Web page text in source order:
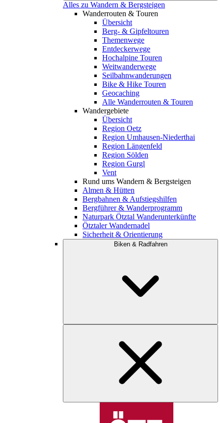
Alles zu Wandern & Bergsteigen
Wanderrouten & Touren
Übersicht
Berg- & Gipfeltouren
Themenwege
Entdeckerwege
Hochalpine Touren
Weitwanderwege
Seilbahnwanderungen
Bike & Hike Touren
Geocaching
Alle Wanderrouten & Touren
Wandergebiete
Übersicht
Region Oetz
Region Umhausen-Niederthai
Region Längenfeld
Region Sölden
Region Gurgl
Vent
Rund ums Wandern & Bergsteigen
Almen & Hütten
Bergbahnen & Aufstiegshilfen
Bergführer & Wanderprogramm
Naturpark Ötztal Wanderunterkünfte
Ötztaler Wandernadel
Sicherheit & Orientierung
Biken & Radfahren